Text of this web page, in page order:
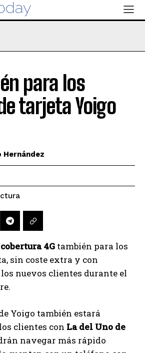
para los
tarjeta Yoigo
Hernández
cobertura 4G también para los
sin coste extra y con
nuevos clientes durante el
Yoigo también estará
clientes con La del Uno de
navegar más rápido